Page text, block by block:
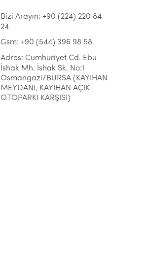
Bizi Arayın: +90 (224) 220 84
24
Gsm: +90 (544) 396 98 58
Adres: Cumhuriyet Cd. Ebu
İshak Mh. İshak Sk. No:1
Osmangazi/BURSA (KAYIHAN
MEYDANI, KAYIHAN AÇIK
OTOPARKI KARŞISI)